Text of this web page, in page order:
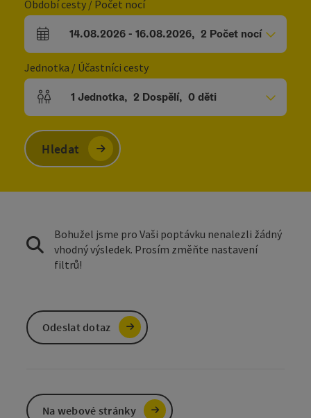
Období cesty / Počet nocí
Pole příjezdu a odjezdu
14.08.2026- 16.08.2026, 2 Počet nocí
Jednotka / Účastníci cesty
Počet jednotek a polí pro osoby
1 Jednotka, 2 Dospělí, 0děti
Hledat
Bohužel jsme pro Vaši poptávku nenalezli žádný
vhodný výsledek. Prosím změňte nastavení
filtrů!
Odeslat dotaz
Na webové stránky